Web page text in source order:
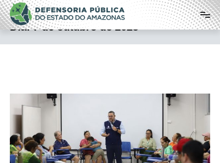
Pular
para
o
conteúdo
Defensoria Pública do Estado do
Amazonas
Dia:7 de outubro de 2025